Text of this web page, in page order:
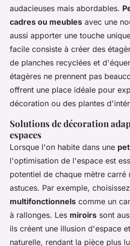
audacieuses mais abordables.
cadres ou meubles avec une
aussi apporter une touche
facile consiste à créer des
de planches recyclées et
étagères ne prennent pas
offrent une place idéale pour
décoration ou des plantes
Solutions de décoration
espaces
Lorsque l'on habite dans une
l'optimisation de l'espace est
potentiel de chaque mètre carré
astuces. Par exemple,
multifonctionnels comme un
à rallonges. Les miroirs sont
ils créent une illusion d'espace
naturelle, rendant la pièce plus